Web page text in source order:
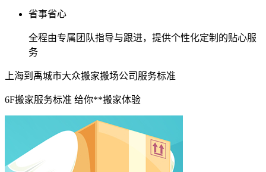
省事省心
全程由专属团队指导与跟进，提供个性化定制的贴心服
务
上海到禹城市大众搬家搬场公司服务标准
6F搬家服务标准 给你**搬家体验